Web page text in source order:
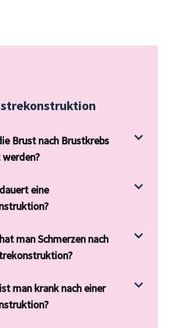
Brust nach Brustkrebs
eine
man Schmerzen nach
man krank nach einer